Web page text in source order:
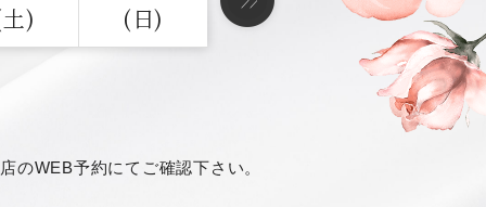
) (日)
のWEB予約にてご確認下さい。